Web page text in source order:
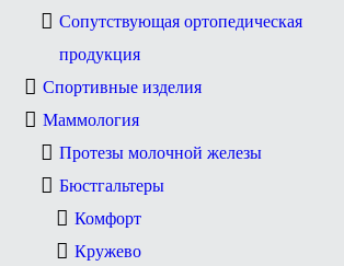
Сопутствующая ортопедическая
продукция
Спортивные изделия
Маммология
Протезы молочной железы
Бюстгальтеры
Комфорт
Кружево